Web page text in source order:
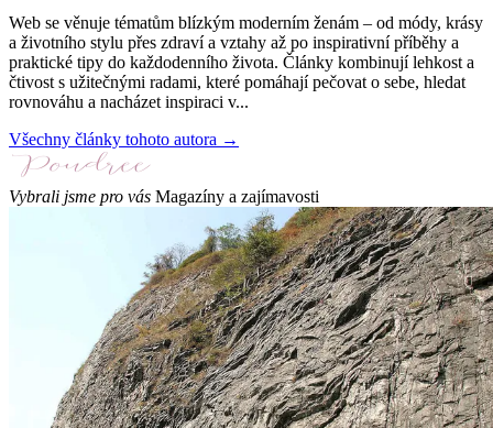
Web se věnuje tématům blízkým moderním ženám – od módy, krásy
a životního stylu přes zdraví a vztahy až po inspirativní příběhy a
praktické tipy do každodenního života. Články kombinují lehkost a
čtivost s užitečnými radami, které pomáhají pečovat o sebe, hledat
rovnováhu a nacházet inspiraci v...
Všechny články tohoto autora →
Vybrali jsme pro vás Magazíny a zajímavosti